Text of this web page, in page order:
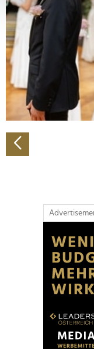
Erfahren Sie mehr
verarbeitet
Abschnitt
Wir verwenden
personalisieren,
zu können und die
analysieren.
Verwendung
soziale Medien,
Partner führen